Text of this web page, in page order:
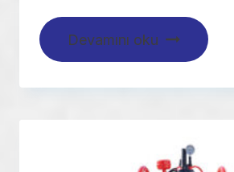
Devamını oku